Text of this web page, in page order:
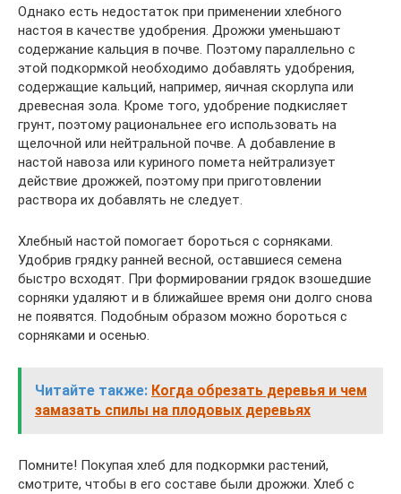
Однако есть недостаток при применении хлебного
настоя в качестве удобрения. Дрожжи уменьшают
содержание кальция в почве. Поэтому параллельно с
этой подкормкой необходимо добавлять удобрения,
содержащие кальций, например, яичная скорлупа или
древесная зола. Кроме того, удобрение подкисляет
грунт, поэтому рациональнее его использовать на
щелочной или нейтральной почве. А добавление в
настой навоза или куриного помета нейтрализует
действие дрожжей, поэтому при приготовлении
раствора их добавлять не следует.
Хлебный настой помогает бороться с сорняками.
Удобрив грядку ранней весной, оставшиеся семена
быстро всходят. При формировании грядок взошедшие
сорняки удаляют и в ближайшее время они долго снова
не появятся. Подобным образом можно бороться с
сорняками и осенью.
Читайте также: Когда обрезать деревья и чем
замазать спилы на плодовых деревьях
Помните! Покупая хлеб для подкормки растений,
смотрите, чтобы в его составе были дрожжи. Хлеб с